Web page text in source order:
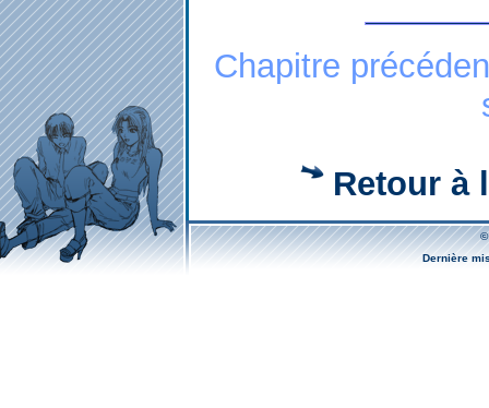
Chapitre
Retour à
©
Dernière